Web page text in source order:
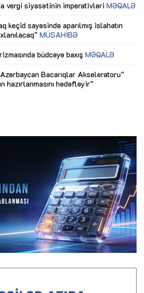
vergi siyasətinin imperativləri MƏQALƏ
keçid sayəsində aparılmış islahatın
MÜSAHİBƏ
büdcəyə baxış MƏQALƏ
Bacarıqlar Akseleratoru”
hazırlanmasını hədəfləyir”